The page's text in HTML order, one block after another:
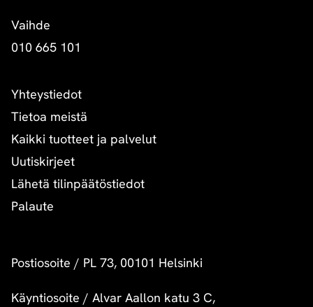
Vaihde
010 665 101
Yhteystiedot
Tietoa meistä
Kaikki tuotteet ja palvelut
Uutiskirjeet
Lähetä tilinpäätöstiedot
Palaute
Postiosoite / PL 73, 00101 Helsinki
Käyntiosoite / Alvar Aallon katu 3 C,